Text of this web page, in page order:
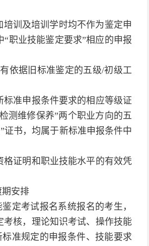
训及培训学时均不作为鉴定申
职业技能鉴定要求”相应的申报
据旧标准鉴定的五级/初级工
准申报条件要求的相应等级证
测维修保养”两个职业方向的五
证书，均属于新标准申报条件中
证明和职业技能水平的有效凭
安排
定考试报名系统报名的考生，
考核，理论知识考试、操作技能
准规定的申报条件、技能要求